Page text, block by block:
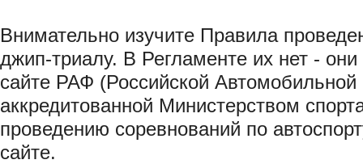
Внимательно изучите Правила
джип-триалу. В Регламенте их нет -
сайте РАФ (Российской
аккредитованной Министерством
проведению соревнований по
сайте.